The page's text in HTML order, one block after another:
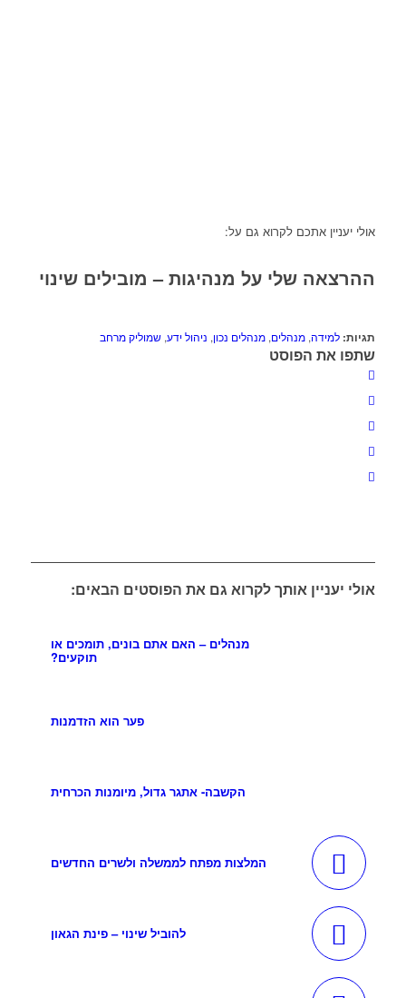
אולי יעניין אתכם לקרוא גם על:
ההרצאה שלי על מנהיגות – מובילים שינוי
תגיות: למידה, מנהלים, מנהלים נכון, ניהול ידע, שמוליק מרחב
שתפו את הפוסט
אולי יעניין אותך לקרוא גם את הפוסטים הבאים:
מנהלים – האם אתם בונים, תומכים או
תוקעים?
פער הוא הזדמנות
הקשבה- אתגר גדול, מיומנות הכרחית
המלצות מפתח לממשלה ולשרים החדשים
להוביל שינוי – פינת הגאון